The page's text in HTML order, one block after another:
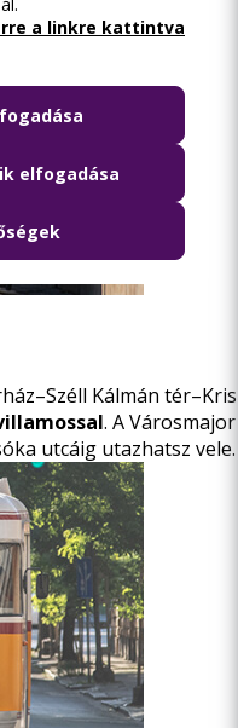
Kálmán
. A
utcáig utazhatsz vele.
a linkre kattintva
elfogadása